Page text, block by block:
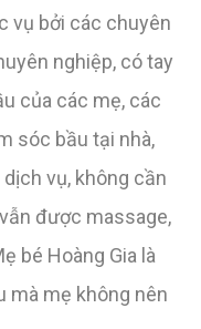
vụ bởi các chuyên
nghiệp, có tay
của các mẹ, các
sóc bầu tại nhà,
vụ, không cần
được massage,
bé Hoàng Gia là
mà mẹ không nên